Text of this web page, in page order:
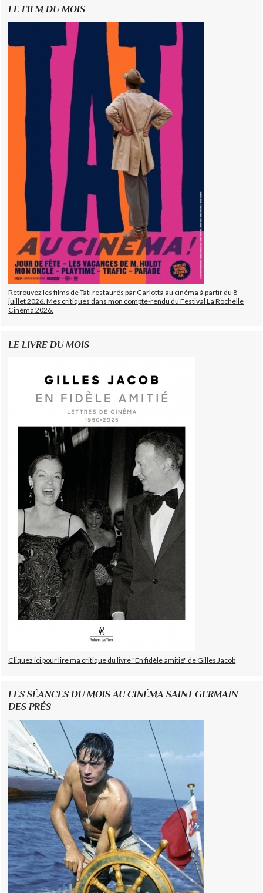
LE FILM DU MOIS
Retrouvez les films de Tati restaurés par Carlotta au cinéma à partir du 8
juillet 2026. Mes critiques dans mon compte-rendu du Festival La Rochelle
Cinéma 2026.
LE LIVRE DU MOIS
Cliquez ici pour lire ma critique du livre "En fidèle amitié" de Gilles Jacob
LES SÉANCES DU MOIS AU CINÉMA SAINT GERMAIN
DES PRÉS